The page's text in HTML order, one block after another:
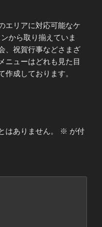
エリアに対応可能なケ
から取り揃えていま
、祝賀行事などさまざ
ニューはどれも見た目
作成しております。
はありません。 ※ が付